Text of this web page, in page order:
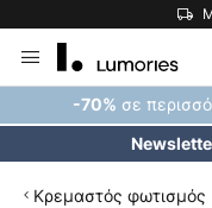
Μετάβαση
στο
περιεχόμενο
-70% σε
Κρεμαστός φωτισμός